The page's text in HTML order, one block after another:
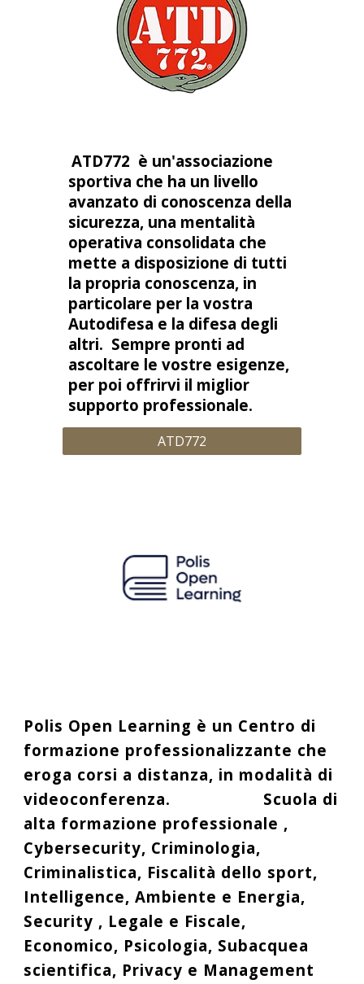
ATD772 è un'associazione
sportiva che ha un livello
avanzato di conoscenza della
sicurezza, una mentalità
operativa consolidata che
mette a disposizione di tutti
la propria conoscenza, in
particolare per la vostra
Autodifesa e la difesa degli
altri. Sempre pronti ad
ascoltare le vostre esigenze,
per poi offrirvi il miglior
supporto professionale.
ATD772
Polis Open Learning è un Centro di
formazione professionalizzante che
eroga corsi a distanza, in modalità di
videoconferenza. Scuola di
alta formazione professionale ,
Cybersecurity, Criminologia,
Criminalistica, Fiscalità dello sport,
Intelligence, Ambiente e Energia,
Security , Legale e Fiscale,
Economico, Psicologia, Subacquea
scientifica, Privacy e Management